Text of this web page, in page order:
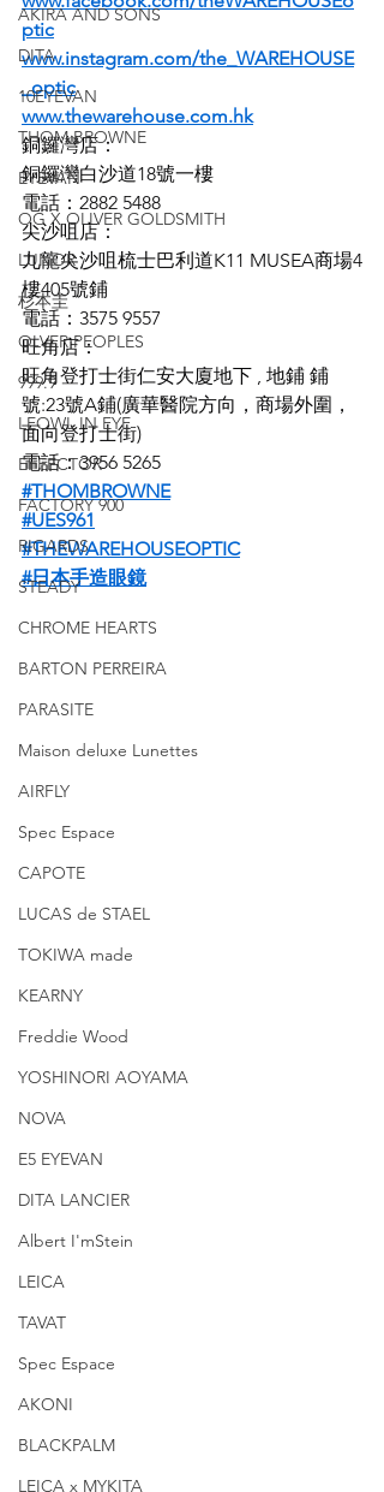
AKIRA AND SONS
DITA
10EYEVAN
THOM BROWNE
EYEVAN
OG X OLIVER GOLDSMITH
LUNOR
杉本圭
OLVER PEOPLES
999.9
LEOWL IN EYE
EFFECTOR
FACTORY 900
RIGARDS
STEADY
CHROME HEARTS
BARTON PERREIRA
PARASITE
Maison deluxe Lunettes
AIRFLY
Spec Espace
CAPOTE
LUCAS de STAEL
TOKIWA made
KEARNY
Freddie Wood
YOSHINORI AOYAMA
NOVA
E5 EYEVAN
DITA LANCIER
Albert I'mStein
LEICA
TAVAT
Spec Espace
AKONI
BLACKPALM
LEICA x MYKITA
ptic
www.instagram.com/the_WAREHOUSE
_optic
www.thewarehouse.com.hk
銅鑼灣店：
銅鑼灣白沙道18號一樓
電話：2882 5488
尖沙咀店：
九龍尖沙咀梳士巴利道K11 MUSEA商場4
樓405號鋪
電話：3575 9557
旺角店：
旺角登打士街仁安大廈地下 , 地鋪 鋪
號:23號A鋪(廣華醫院方向，商場外圍，
面向登打士街)
電話：3956 5265
#THOMBROWNE
#UES961
#THEWAREHOUSEOPTIC
#日本手造眼鏡